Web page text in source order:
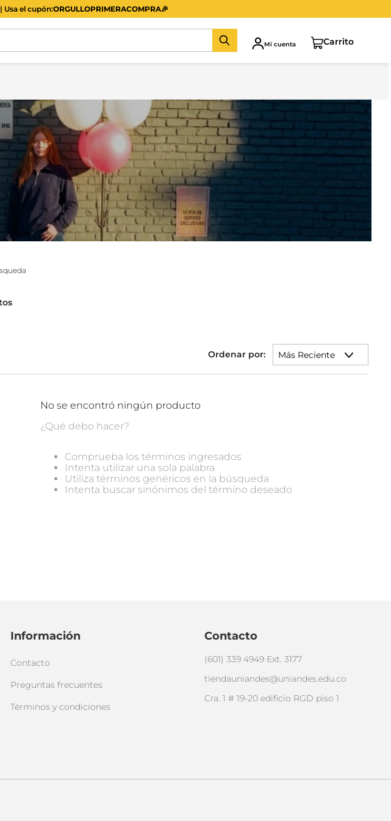
Usa el cupón:ORGULLOPRIMERACOMPRA🎉
Mi cuenta
Más Reciente
No se encontró ningún producto
¿Qué debo hacer?
Comprueba los términos ingresados
Intenta utilizar una sola palabra
Utiliza términos genéricos en la búsqueda
Intenta buscar sinónimos del término deseado
Información
Contacto
Preguntas frecuentes
Términos y condiciones
Contacto
(601) 339 4949 Ext. 3177
tiendauniandes@uniandes.edu.co
Cra. 1 # 19-20 edificio RGD piso 1